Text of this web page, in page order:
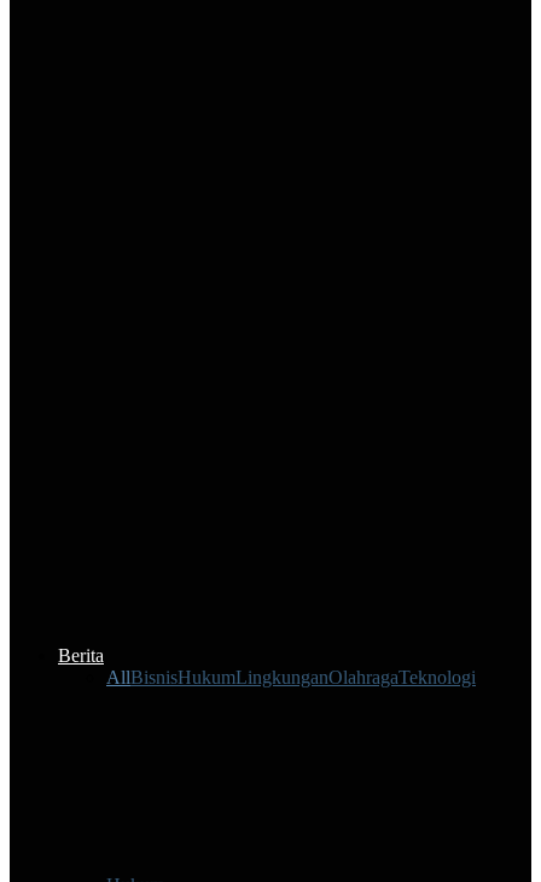
Berita
AllBisnisHukumLingkunganOlahragaTeknologi